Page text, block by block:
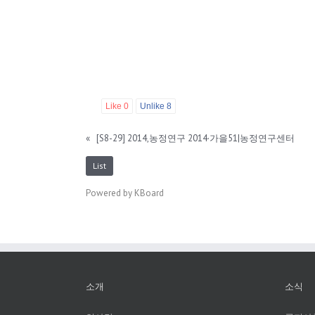
Like 0 Unlike 8
« [S8-29] 2014,농정연구 2014·가을51|농정연구센터
List
Powered by KBoard
소개 소식